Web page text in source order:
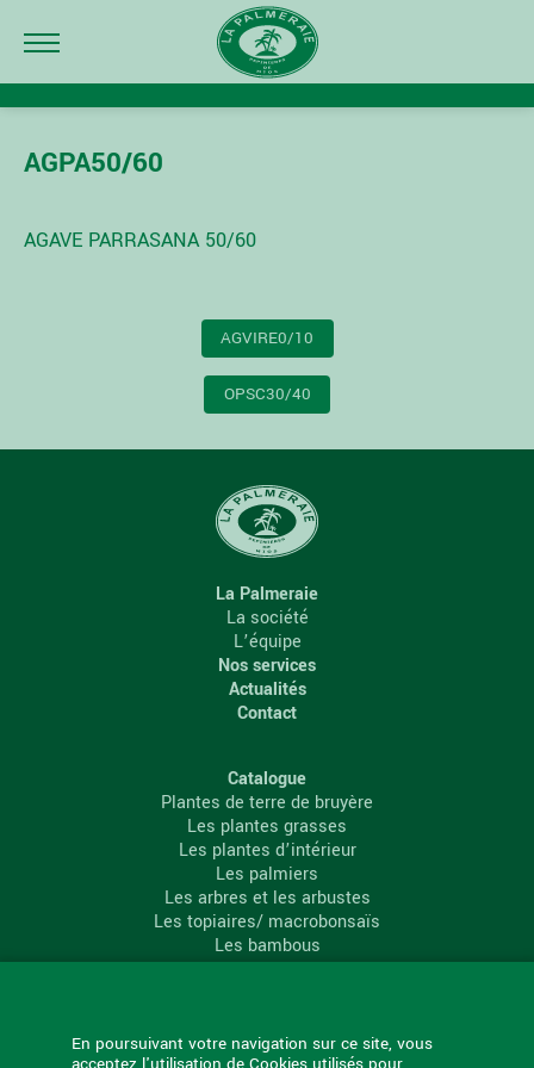
En poursuivant votre navigation sur ce site, vous
AGPA50/60
AGAVE PARRASANA 50/60
AGVIRE0/10
OPSC30/40
La Palmeraie
La société
L’équipe
Nos services
Actualités
Contact
Catalogue
Plantes de terre de bruyère
Les plantes grasses
Les plantes d’intérieur
Les palmiers
Les arbres et les arbustes
Les topiaires/ macrobonsaïs
Les bambous
Les conifères
La Palmeraie